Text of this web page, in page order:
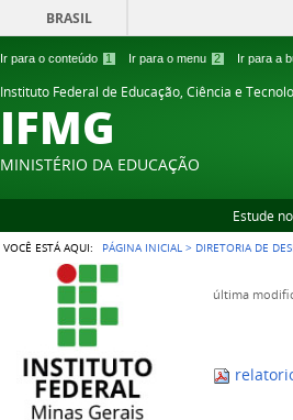
Ir para o conteúdo 1 Ir para o menu 2 Ir para a
BRASIL
Instituto Federal de Educação, Ciência e
IFMG
MINISTÉRIO DA EDUCAÇÃO
Estude
VOCÊ ESTÁ AQUI: PÁGINA INICIAL > DIRETORIA DE
última